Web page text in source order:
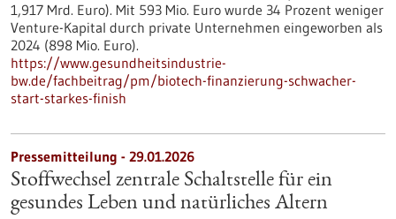
1,917 Mrd. Euro). Mit 593 Mio. Euro wurde 34 Prozent weniger
Venture-Kapital durch private Unternehmen eingeworben als
2024 (898 Mio. Euro).
https://www.gesundheitsindustrie-
bw.de/fachbeitrag/pm/biotech-finanzierung-schwacher-
start-starkes-finish
Pressemitteilung - 29.01.2026
Stoffwechsel zentrale Schaltstelle für ein
gesundes Leben und natürliches Altern